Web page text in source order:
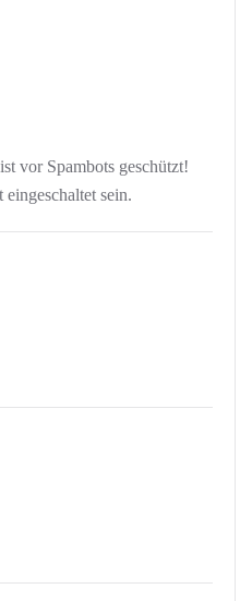
vor Spambots geschützt!
sein.